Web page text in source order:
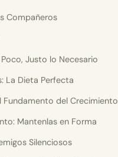
Compañeros
Justo lo Necesario
La Dieta Perfecta
Fundamento del Crecimiento
Mantenlas en Forma
Silenciosos